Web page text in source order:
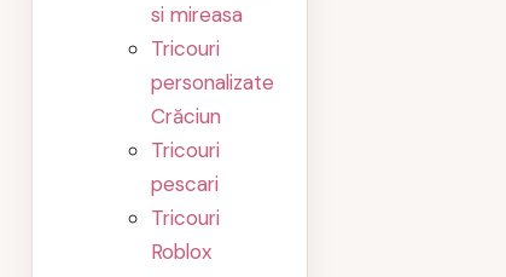
si mireasa
Tricouri
personalizate
Crăciun
Tricouri
pescari
Tricouri
Roblox